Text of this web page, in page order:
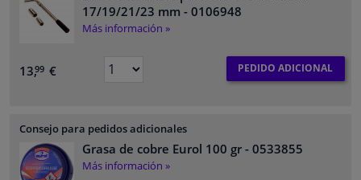
17/19/21/23 mm - 0106948
Más información »
13,99 € PEDIDO ADICIONAL
Consejo para pedidos adicionales
Grasa de cobre Eurol 100 gr - 0533855
Más información »